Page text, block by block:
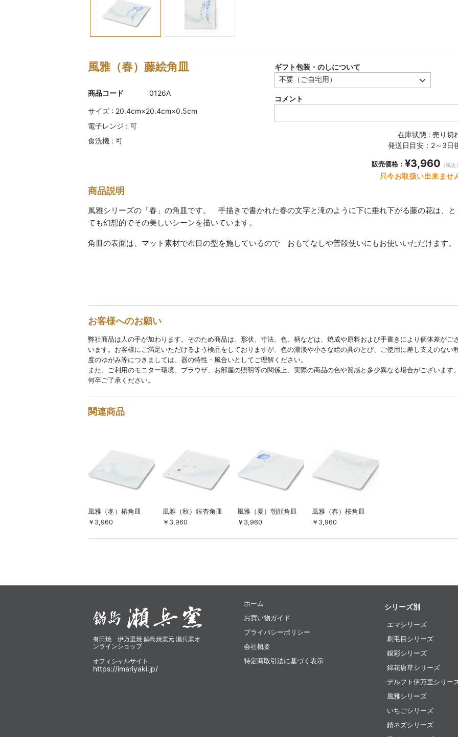
風雅（春）藤絵角皿
商品コード 0126A
サイズ : 20.4cm×20.4cm×0.5cm
電子レンジ : 可
食洗機 : 可
ギフト包装・のしについて
コメント
在庫状態 : 売り切
発送日目安：2～3日
販売価格： ¥3,960 （税込）
只今お取扱い出来ませ
商品説明
風雅シリーズの「春」の角皿です。 手描きで書かれた春の文字と滝のように下に垂れ下がる藤の花は、と
ても幻想的でその美しいシーンを描いています。
角皿の表面は、マット素材で布目の型を施しているので おもてなしや普段使いにもお使いいただけます。
お客様へのお願い
弊社商品は人の手が加わります。そのため商品は、形状、寸法、色、柄などは、焼成や原料および手書きにより個体差がご
います。お客様にご満足いただけるよう検品をしておりますが、色の濃淡や小さな絵の具のとび、ご使用に差し支えのない
度のゆがみ等につきましては、器の特性・風合いとしてご理解ください。
また、ご利用のモニター環境、ブラウザ、お部屋の照明等の関係上、実際の商品の色や質感と多少異なる場合がございます。
何卒ご了承ください。
関連商品
風雅（冬）椿角皿
￥3,960
風雅（秋）銀杏角皿
￥3,960
風雅（夏）朝顔角皿
￥3,960
風雅（春）桜角皿
￥3,960
有田焼 伊万里焼 鍋島焼窯元 瀬兵窯オ
ンラインショップ
オフィシャルサイト
https://imariyaki.jp/
ホーム
お買い物ガイド
プライバシーポリシー
会社概要
特定商取引法に基づく表示
シリーズ別
エマシリーズ
刷毛目シリーズ
銀彩シリーズ
錦花唐草シリーズ
デルフト伊万里シリー
風雅シリーズ
いちごシリーズ
錆ネズシリーズ